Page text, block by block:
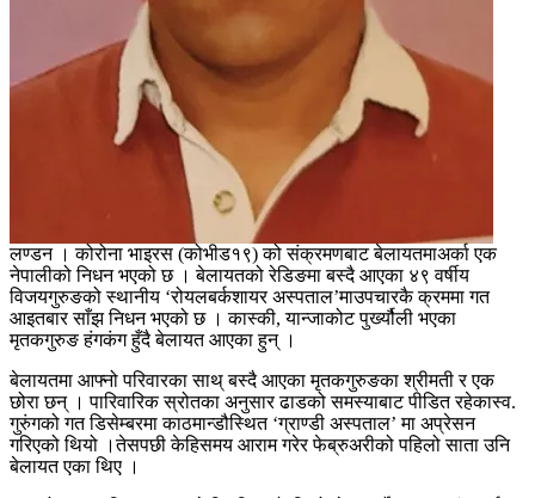
लण्डन । कोरोना भाइरस (कोभीड१९) को संक्रमणबाट बेलायतमाअर्का एक
नेपालीको निधन भएको छ । बेलायतको रेडिङमा बस्दै आएका ४९ वर्षीय
विजयगुरुङको स्थानीय ‘रोयलबर्कशायर अस्पताल’माउपचारकै क्रममा गत
आइतबार साँझ निधन भएको छ । कास्की, यान्जाकोट पुर्ख्यौली भएका
मृतकगुरुङ हंगकंग हुँदै बेलायत आएका हुन् ।
बेलायतमा आफ्नो परिवारका साथ् बस्दै आएका मृतकगुरुङका श्रीमती र एक
छोरा छन् । पारिवारिक स्रोतका अनुसार ढाडको समस्याबाट पीडित रहेकास्व.
गुरुंगको गत डिसेम्बरमा काठमान्डौस्थित ‘ग्राण्डी अस्पताल’ मा अप्रेसन
गरिएको थियो ।तेसपछी केहिसमय आराम गरेर फेब्रुअरीको पहिलो साता उनि
बेलायत एका थिए ।